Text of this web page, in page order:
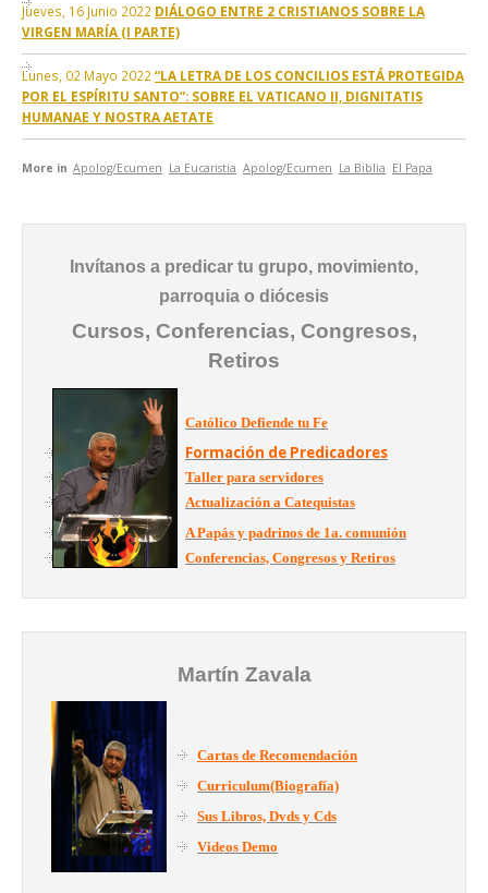
Jueves, 16 Junio 2022 DIÁLOGO ENTRE 2 CRISTIANOS SOBRE LA
VIRGEN MARÍA (I PARTE)
Lunes, 02 Mayo 2022 “LA LETRA DE LOS CONCILIOS ESTÁ PROTEGIDA
POR EL ESPÍRITU SANTO”: SOBRE EL VATICANO II, DIGNITATIS
HUMANAE Y NOSTRA AETATE
More in Apolog/Ecumen La Eucaristia Apolog/Ecumen La Biblia El Papa
Invítanos a predicar tu grupo, movimiento,
parroquia o diócesis
Cursos, Conferencias, Congresos,
Retiros
Católico Defiende tu Fe
Formación de Predicadores
Taller para servidores
Actualización a Catequistas
A Papás y padrinos de 1a. comunión
Conferencias, Congresos y Retiros
Martín Zavala
Cartas de Recomendación
Curriculum(Biografía)
Sus Libros, Dvds y Cds
Videos Demo